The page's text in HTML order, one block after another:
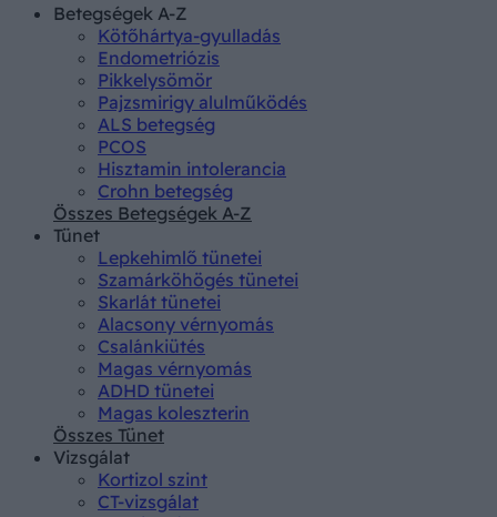
Betegségek A-Z
Kötőhártya-gyulladás
Endometriózis
Pikkelysömör
Pajzsmirigy alulműködés
ALS betegség
PCOS
Hisztamin intolerancia
Crohn betegség
Összes Betegségek A-Z
Tünet
Lepkehimlő tünetei
Szamárköhögés tünetei
Skarlát tünetei
Alacsony vérnyomás
Csalánkiütés
Magas vérnyomás
ADHD tünetei
Magas koleszterin
Összes Tünet
Vizsgálat
Kortizol szint
CT-vizsgálat